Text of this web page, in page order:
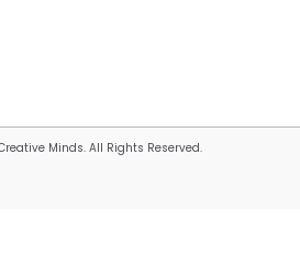
Minds. All Rights Reserved.